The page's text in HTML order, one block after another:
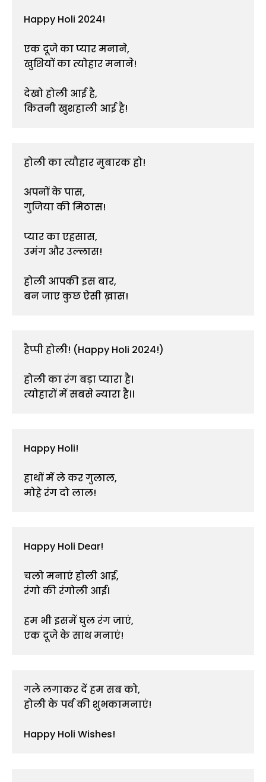
Happy Holi 2024!
एक दूजे का प्यार मनाने,
खुशियों का त्योहार मनाने!
देखो होली आई है,
होली का त्यौहार मुबारक हो!
अपनों के पास,
गुजिया की मिठास!
प्यार का एहसास,
उमंग और उल्लास!
होली आपकी इस बार,
हैप्पी होली! (Happy Holi 2024!)
होली का रंग बड़ा प्यारा है।
त्योहारों में सबसे न्यारा है।।
Happy Holi!
हाथों में ले कर गुलाल,
मोहे रंग दो लाल!
Happy Holi Dear!
चलो मनाएं होली आई,
रंगो की रंगोली आई।
हम भी इसमें घुल रंग जाएं,
एक दूजे के साथ मनाएं!
गले लगाकर दें हम सब को,
होली के पर्व की शुभकामनाएं!
Happy Holi Wishes!